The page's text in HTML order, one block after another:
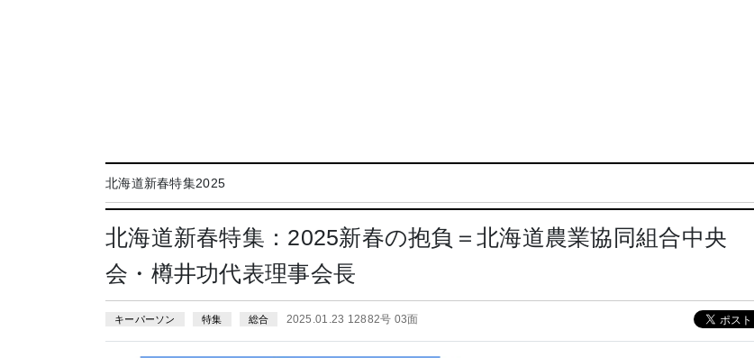
北海道新春特集2025
北海道新春特集：2025新春の抱負＝北海道農業協同組合中央
会・樽井功代表理事会長
キーパーソン 特集 総合 2025.01.23 12882号 03面